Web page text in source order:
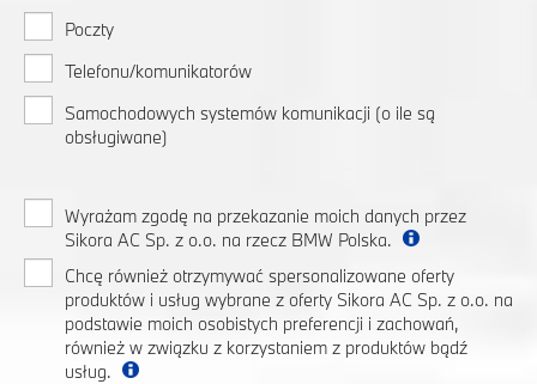
Poczty
Telefonu/komunikatorów
Samochodowych systemów komunikacji (o ile są
obsługiwane)
Wyrażam zgodę na przekazanie moich danych przez
Sikora AC Sp. z o.o. na rzecz BMW Polska.
Chcę również otrzymywać spersonalizowane oferty
produktów i usług wybrane z oferty Sikora AC Sp. z o.o. na
podstawie moich osobistych preferencji i zachowań,
również w związku z korzystaniem z produktów bądź
usług.